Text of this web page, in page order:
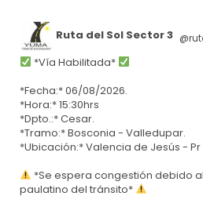
Ruta del Sol Sector 3
*Vía Habilitada*
*Fecha:* 06/08/2026.
*Hora:* 15:30hrs
*Dpto.:* Cesar.
*Tramo:* Bosconia - Valledupar.
*Ubicación:* Valencia de Jesús - Pr
*Se espera congestión debido
paulatino del tránsito*